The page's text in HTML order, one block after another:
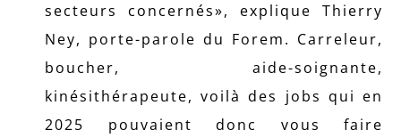
secteurs concernés», explique Thierry
Ney, porte-parole du Forem. Carreleur,
boucher, aide-soignante,
kinésithérapeute, voilà des jobs qui en
2025 pouvaient donc vous faire